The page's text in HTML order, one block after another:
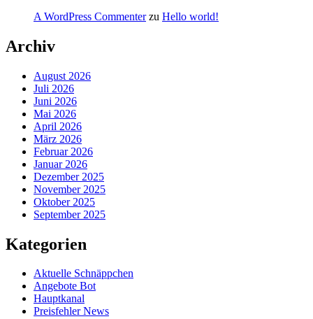
A WordPress Commenterzu Hello world!
Archiv
August 2026
Juli 2026
Juni 2026
Mai 2026
April 2026
März 2026
Februar 2026
Januar 2026
Dezember 2025
November 2025
Oktober 2025
September 2025
Kategorien
Aktuelle Schnäppchen
Angebote Bot
Hauptkanal
Preisfehler News